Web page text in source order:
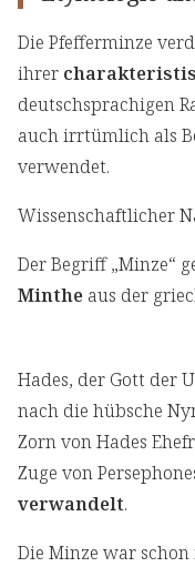
Die Pfefferminze
ihrer
deutschsprachigen
auch irrtümlich als
verwendet.
Wissenschaftlicher
Der Begriff „Minze“
Minthe aus der
Hades, der Gott der
nach die hübsche
Zorn von Hades
Zuge von
verwandelt.
Die Minze war schon